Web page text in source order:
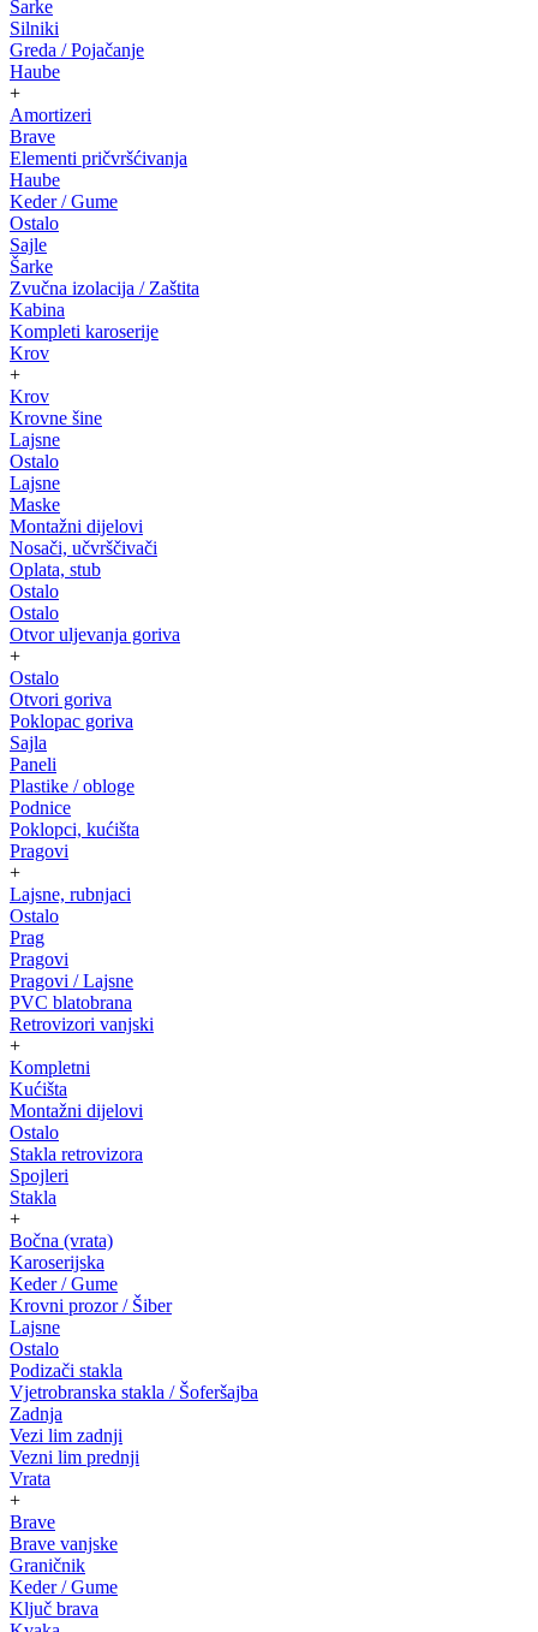
Šarke
Silniki
Greda / Pojačanje
Haube
+
Amortizeri
Brave
Elementi pričvršćivanja
Haube
Keder / Gume
Ostalo
Sajle
Šarke
Zvučna izolacija / Zaštita
Kabina
Kompleti karoserije
Krov
+
Krov
Krovne šine
Lajsne
Ostalo
Lajsne
Maske
Montažni dijelovi
Nosači, učvrščivači
Oplata, stub
Ostalo
Ostalo
Otvor uljevanja goriva
+
Ostalo
Otvori goriva
Poklopac goriva
Sajla
Paneli
Plastike / obloge
Podnice
Poklopci, kućišta
Pragovi
+
Lajsne, rubnjaci
Ostalo
Prag
Pragovi
Pragovi / Lajsne
PVC blatobrana
Retrovizori vanjski
+
Kompletni
Kućišta
Montažni dijelovi
Ostalo
Stakla retrovizora
Spojleri
Stakla
+
Bočna (vrata)
Karoserijska
Keder / Gume
Krovni prozor / Šiber
Lajsne
Ostalo
Podizači stakla
Vjetrobranska stakla / Šoferšajba
Zadnja
Vezi lim zadnji
Vezni lim prednji
Vrata
+
Brave
Brave vanjske
Graničnik
Keder / Gume
Ključ brava